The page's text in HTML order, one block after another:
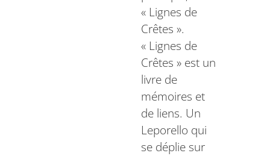
« Lignes de
Crêtes ».
« Lignes de
Crêtes » est un
livre de
mémoires et
de liens. Un
Leporello qui
se déplie sur